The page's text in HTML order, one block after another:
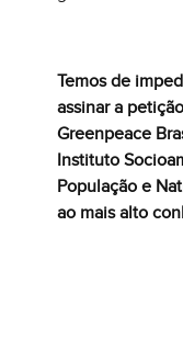
Temos de
assinar a
Greenpeace
Instituto
População e
ao mais alto